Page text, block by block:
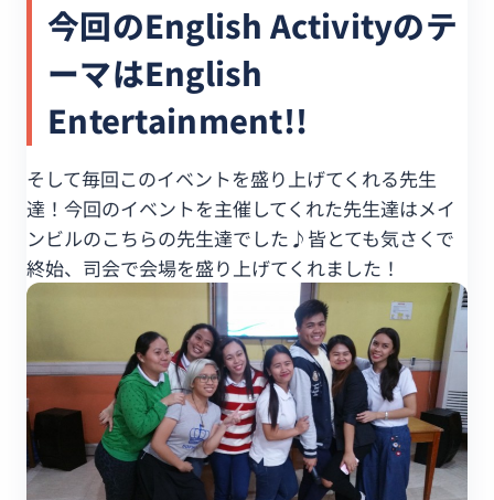
今回のEnglish Activityのテ
ーマはEnglish
Entertainment!!
そして毎回このイベントを盛り上げてくれる先生
達！今回のイベントを主催してくれた先生達はメイ
ンビルのこちらの先生達でした♪皆とても気さくで
終始、司会で会場を盛り上げてくれました！